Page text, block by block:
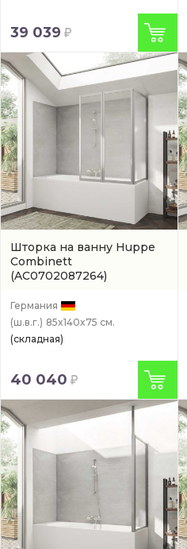
39 039
Шторка на ванну Huppe
Combinett
(AC0702087264)
Германия
(ш.в.г.) 85x140x75 см.
(складная)
40 040